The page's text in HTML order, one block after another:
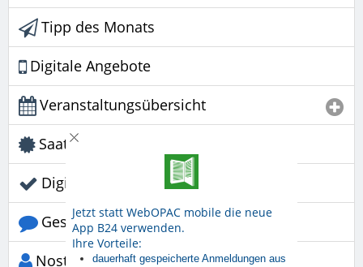
Tipp des Monats
Digitale Angebote
Veranstaltungsübersicht
Saatgutbibliothek
Digitalcheck NRW
Gesprächskreis
Nostalgie-Nachmittage
Jetzt statt WebOPAC mobile die neue
App B24 verwenden.
Ihre Vorteile:
dauerhaft gespeicherte Anmeldungen aus